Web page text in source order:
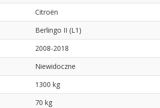
Citroën
Berlingo II (L1)
2008-2018
Niewidoczne
1300 kg
70 kg